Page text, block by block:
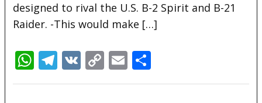
designed to rival the U.S. B-2 Spirit and B-21
Raider. -This would make […]
WhatsApp
Telegram
VKCopy
Link
Email